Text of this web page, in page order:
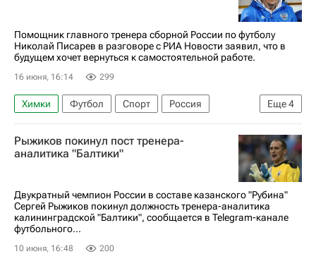
Помощник главного тренера сборной России по футболу
Николай Писарев в разговоре с РИА Новости заявил, что в
будущем хочет вернуться к самостоятельной работе.
16 июня, 16:14 299
Еще4
Химки Футбол Спорт
Россия
Николай Писарев
Валерий Карпин
Краснодар-2
Рыжиков покинул пост тренера-
аналитика "Балтики"
Двукратный чемпион России в составе казанского "Рубина"
Сергей Рыжиков покинул должность тренера-аналитика
калининградской "Балтики", сообщается в Telegram-канале
футбольного...
10 июня, 16:48 200